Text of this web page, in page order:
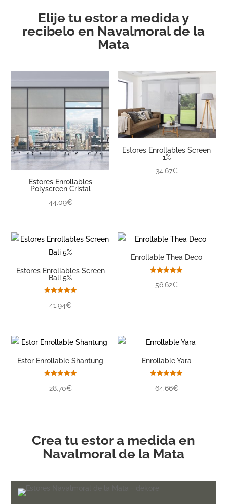
Elije tu estor a medida y
recibelo en Navalmoral de la
Mata
Estores Enrollables
Polyscreen Cristal
44.09€
Estores Enrollables Screen
1%
34.67€
Estores Enrollables Screen
Bali 5%
con
41.94€
Enrollable Thea Deco
con
56.62€
Estor Enrollable Shantung
con
28.70€
Enrollable Yara
con
64.66€
Crea tu estor a medida en
Navalmoral de la Mata